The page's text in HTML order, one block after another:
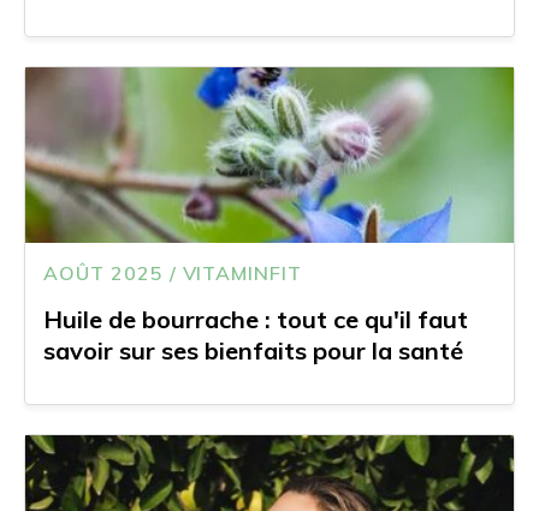
AOÛT 2025 / VITAMINFIT
Huile de bourrache : tout ce qu'il faut
savoir sur ses bienfaits pour la santé